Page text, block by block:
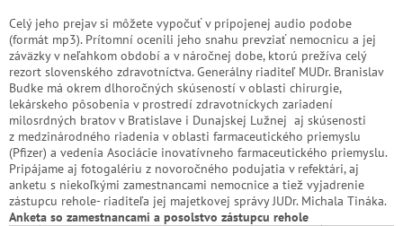
Celý jeho prejav si môžete vypočuť v pripojenej audio podobe
(formát mp3). Prítomní ocenili jeho snahu prevziať nemocnicu a jej
záväzky v neľahkom období a v náročnej dobe, ktorú prežíva celý
rezort slovenského zdravotníctva. Generálny riaditeľ MUDr. Branislav
Budke má okrem dlhoročných skúseností v oblasti chirurgie,
lekárskeho pôsobenia v prostredí zdravotníckych zariadení
milosrdných bratov v Bratislave i Dunajskej Lužnej aj skúsenosti
z medzinárodného riadenia v oblasti farmaceutického priemyslu
(Pfizer) a vedenia Asociácie inovatívneho farmaceutického priemyslu.
Pripájame aj fotogalériu z novoročného podujatia v refektári, aj
anketu s niekoľkými zamestnancami nemocnice a tiež vyjadrenie
zástupcu rehole- riaditeľa jej majetkovej správy JUDr. Michala Tináka.
Anketa so zamestnancami a posolstvo zástupcu rehole